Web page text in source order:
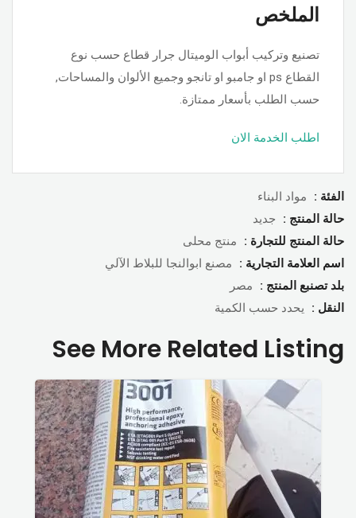
الملخص
تصنيع وتركيب أبواب الوميتال جرار قطاع حسب نوع
القطاع ps او جامبو او تانجو وجميع الألوان والمساحات,
حسب الطلب بأسعار ممتازة.
اطلب الخدمة الان
الفئة :
مواد البناء
حالة المنتج :
جديد
حالة المنتج للتجارة :
منتج محلى
اسم العلامة التجارية :
مصنع ابوالنجا للبلاط الآلي
بلد تصنبع المنتج :
مصر
النقل :
يحدد حسب الكمية
See More Related Listing